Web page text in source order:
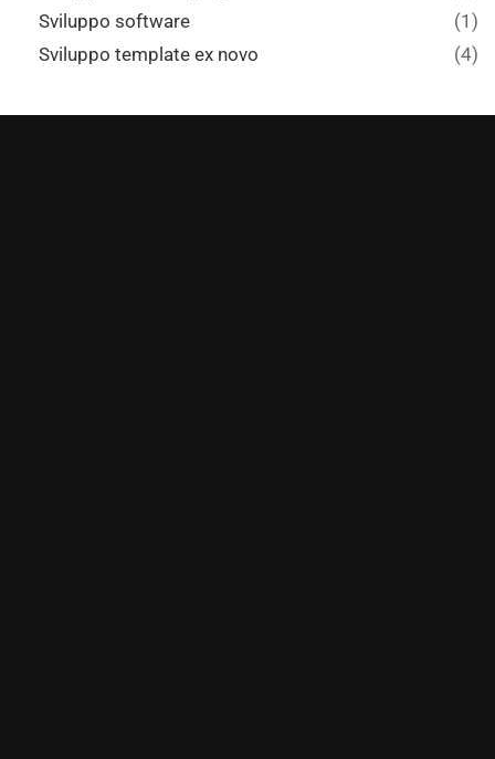
Sviluppo software
(1)
Sviluppo template ex novo
(4)